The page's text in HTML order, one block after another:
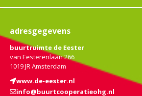
adresgegevens
buurtruimte de Eester
van Eesterenlaan 266
1019 JR Amsterdam
www.de-eester.nl
info@buurtcooperatieohg.nl